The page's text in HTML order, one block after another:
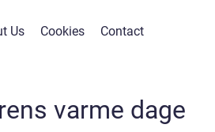
Us Cookies Contact
varme dage